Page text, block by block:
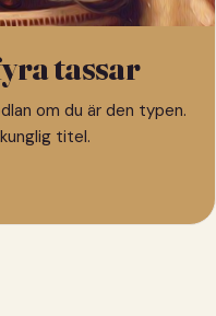
tassar
om du är den typen.
titel.